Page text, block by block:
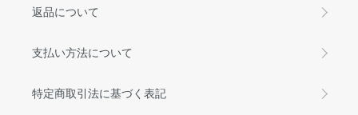
返品について
支払い方法について
特定商取引法に基づく表記